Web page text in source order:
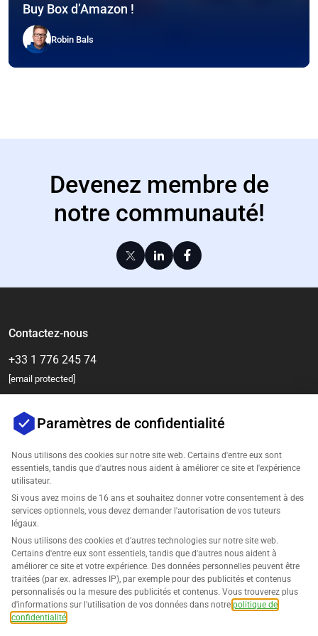
Buy Box d’Amazon !
Robin Bals
Devenez membre de
notre communauté!
Contactez-nous
+33 1 776 245 74
[email protected]
Entreprise
Support
Solutions pour Amazon
Français
Paramètres de confidentialité
Nous utilisons des cookies sur notre site web. Certains d'entre eux sont
essentiels, tandis que d'autres nous aident à améliorer ce site et l'expérience
utilisateur.
Si vous avez moins de 16 ans et souhaitez donner votre consentement à des
services optionnels, vous devez demander l'autorisation de vos tuteurs
légaux.
Nous utilisons des cookies et d'autres technologies sur notre site web.
Certains d'entre eux sont essentiels, tandis que d'autres nous aident à
améliorer ce site et votre expérience. Des données personnelles peuvent être
traitées (par ex. adresses IP), par exemple pour des publicités et contenus
personnalisés ou la mesure des publicités et contenus. Vous trouverez plus
d'informations sur l'utilisation de vos données dans notre politique de
confidentialité